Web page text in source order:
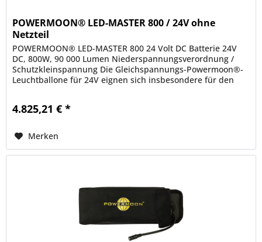
POWERMOON® LED-MASTER 800 / 24V ohne
Netzteil
POWERMOON® LED-MASTER 800 24 Volt DC Batterie 24V
DC, 800W, 90 000 Lumen Niederspannungsverordnung /
Schutzkleinspannung Die Gleichspannungs-Powermoon®-
Leuchtballone für 24V eignen sich insbesondere für den
4.825,21 € *
Merken